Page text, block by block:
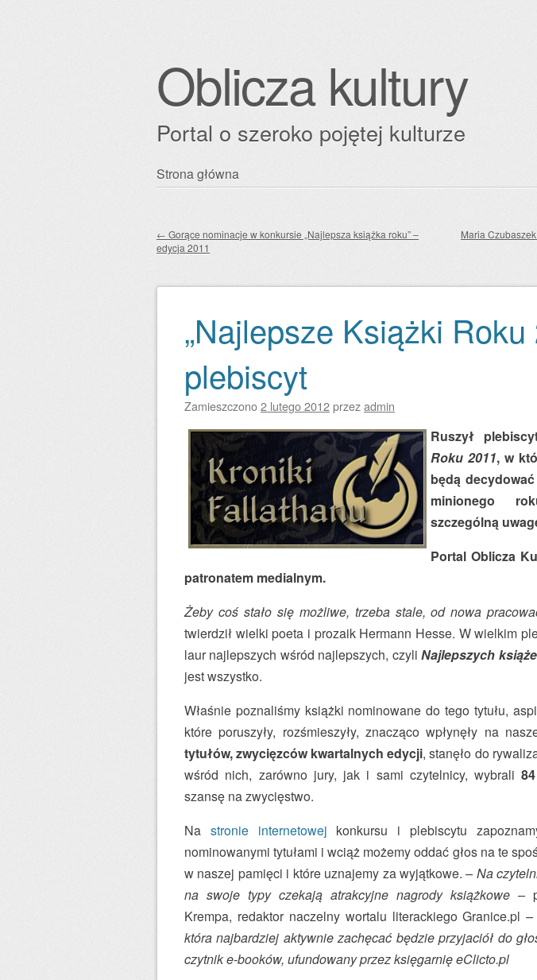
Oblicza kultury
Portal o szeroko pojętej kulturze
Przejdź
Strona główna
← Gorące nominacje w konkursie „Najlepsza książka roku” –
edycja 2011
Maria
„Najlepsze Książki Roku
plebiscyt
Zamieszczono2 lutego 2012przezadmin
Ruszył
Roku 2011, w
będą
minionego
szczególną
Portal Oblicza
patronatem medialnym.
Żeby coś stało się możliwe, trzeba stale, od nowa
twierdził wielki poeta i prozaik Hermann Hesse. W wielkim
laur najlepszych wśród najlepszych, czyliNajlepszych
jest wszystko.
Właśnie poznaliśmy książki nominowane do tego tytułu,
które poruszyły, rozśmieszyły, znacząco wpłynęły na
tytułów, zwycięzców kwartalnych edycji, stanęło do
wśród nich, zarówno jury, jak i sami czytelnicy, wybrali
szansę na zwycięstwo.
Na stronie internetowej konkursu i plebiscytu
nominowanymi tytułami i wciąż możemy oddać głos na te
w naszej pamięci i które uznajemy za wyjątkowe.– Na
na swoje typy czekają atrakcyjne nagrody książkowe –
Krempa, redaktor naczelny wortalu literackiego Granice.pl–
która najbardziej aktywnie zachęcać będzie przyjaciół do
czytnik e-booków, ufundowany przez księgarnię eClicto.pl